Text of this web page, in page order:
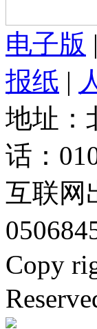
电子版 |
报纸 |
地址：
话：
互联网
Copy